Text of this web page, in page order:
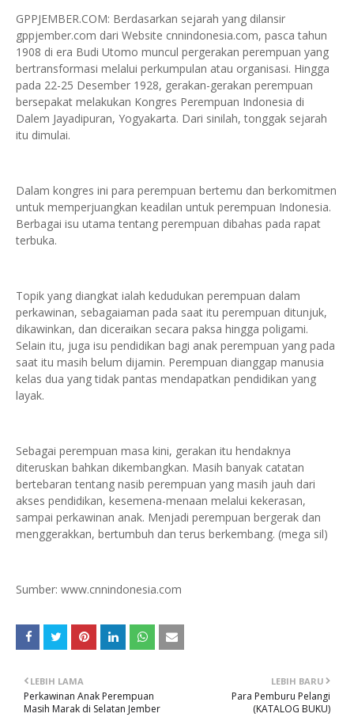
GPPJEMBER.COM: Berdasarkan sejarah yang dilansir
gppjember.com dari Website cnnindonesia.com, pasca tahun
1908 di era Budi Utomo muncul pergerakan perempuan yang
bertransformasi melalui perkumpulan atau organisasi. Hingga
pada 22-25 Desember 1928, gerakan-gerakan perempuan
bersepakat melakukan Kongres Perempuan Indonesia di
Dalem Jayadipuran, Yogyakarta. Dari sinilah, tonggak sejarah
itu dimulai.
Dalam kongres ini para perempuan bertemu dan berkomitmen
untuk memperjuangkan keadilan untuk perempuan Indonesia.
Berbagai isu utama tentang perempuan dibahas pada rapat
terbuka.
Topik yang diangkat ialah kedudukan perempuan dalam
perkawinan, sebagaiaman pada saat itu perempuan ditunjuk,
dikawinkan, dan diceraikan secara paksa hingga poligami.
Selain itu, juga isu pendidikan bagi anak perempuan yang pada
saat itu masih belum dijamin. Perempuan dianggap manusia
kelas dua yang tidak pantas mendapatkan pendidikan yang
layak.
Sebagai perempuan masa kini, gerakan itu hendaknya
diteruskan bahkan dikembangkan. Masih banyak catatan
bertebaran tentang nasib perempuan yang masih jauh dari
akses pendidikan, kesemena-menaan melalui kekerasan,
sampai perkawinan anak. Menjadi perempuan bergerak dan
menggerakkan, bertumbuh dan terus berkembang. (mega sil)
Sumber: www.cnnindonesia.com
LEBIH BARU
Para Pemburu Pelangi
(KATALOG BUKU)
LEBIH LAMA
Perkawinan Anak Perempuan
Masih Marak di Selatan Jember